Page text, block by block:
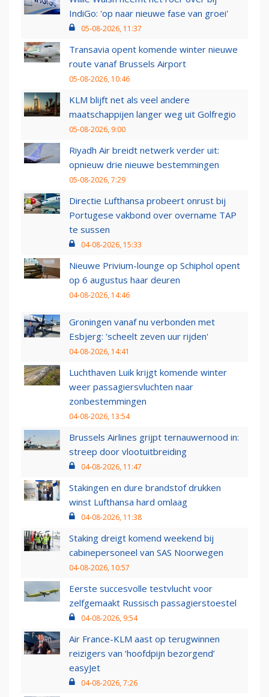
IndiGo: 'op naar nieuwe fase van groei'
05-08-2026, 11:37
Transavia opent komende winter nieuwe
route vanaf Brussels Airport
05-08-2026, 10:46
KLM blijft net als veel andere
maatschappijen langer weg uit Golfregio
05-08-2026, 9:00
Riyadh Air breidt netwerk verder uit:
opnieuw drie nieuwe bestemmingen
05-08-2026, 7:29
Directie Lufthansa probeert onrust bij
Portugese vakbond over overname TAP
te sussen
04-08-2026, 15:33
Nieuwe Privium-lounge op Schiphol opent
op 6 augustus haar deuren
04-08-2026, 14:46
Groningen vanaf nu verbonden met
Esbjerg: 'scheelt zeven uur rijden'
04-08-2026, 14:41
Luchthaven Luik krijgt komende winter
weer passagiersvluchten naar
zonbestemmingen
04-08-2026, 13:54
Brussels Airlines grijpt ternauwernood in:
streep door vlootuitbreiding
04-08-2026, 11:47
Stakingen en dure brandstof drukken
winst Lufthansa hard omlaag
04-08-2026, 11:38
Staking dreigt komend weekend bij
cabinepersoneel van SAS Noorwegen
04-08-2026, 10:57
Eerste succesvolle testvlucht voor
zelfgemaakt Russisch passagierstoestel
04-08-2026, 9:54
Air France-KLM aast op terugwinnen
reizigers van ‘hoofdpijn bezorgend’
easyJet
04-08-2026, 7:26